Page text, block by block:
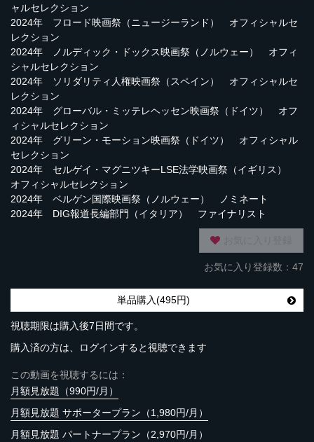
ャルセレクション
2024年 フロード映画祭（ニュージーランド） オフィシャルセ
レクション
2024年 ノルディック・ドックス映画祭（ノルウェー） オフィ
シャルセレクション
2024年 ソリダリティ人権映画祭（スペイン） オフィシャルセ
レクション
2024年 グローバル・ミッテレヘッセン映画祭（ドイツ） オフ
ィシャルセレクション
2024年 グリーン・モーション映画祭（ドイツ） オフィシャル
セレクション
2024年 セルゲイ・マグニツキーLSE法学映画祭（イギリス）
オフィシャルセレクション
2024年 ベルゲン国際映画祭（ノルウェー） ノミネート
2024年 DIG報道長編部門（イタリア） ファイナリスト
お気に入り登録数：47
単品購入(495円)
視聴期限は購入後7日間です。
購入済の方は、ログインすると視聴できます
この動画を視聴するには：
月額見放題（990円/月）
月額見放題 サポータープラン（1,980円/月）
月額見放題 パートナープラン（2,970円/月）